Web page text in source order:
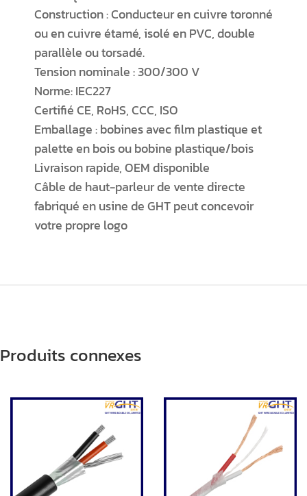
Construction : Conducteur en cuivre toronné
ou en cuivre étamé, isolé en PVC, double
parallèle ou torsadé.
Tension nominale : 300/300 V
Norme: IEC227
Certifié CE, RoHS, CCC, ISO
Emballage : bobines avec film plastique et
palette en bois ou bobine plastique/bois
Livraison rapide, OEM disponible
Câble de haut-parleur de vente directe
fabriqué en usine de GHT peut concevoir
votre propre logo
Produits connexes